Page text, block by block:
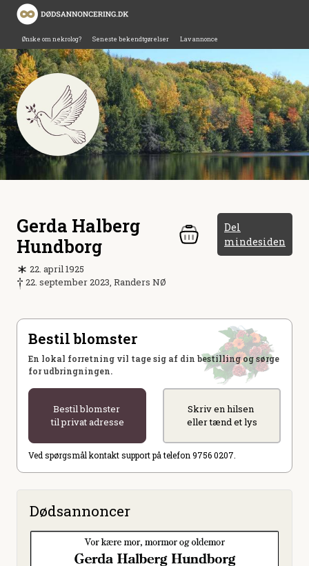
Ønske om nekrolog? Seneste bekendtgørelser Lav annonce
Gerda Halberg
Hundborg
Del
mindesiden
22. april 1925
22. september 2023, Randers NØ
Bestil blomster
En lokal forretning vil tage sig af din bestilling og sørge
for udbringningen.
Bestil blomster
til privat adresse
Skriv en hilsen
eller tænd et lys
Ved spørgsmål kontakt support på telefon 9756 0207.
Dødsannoncer